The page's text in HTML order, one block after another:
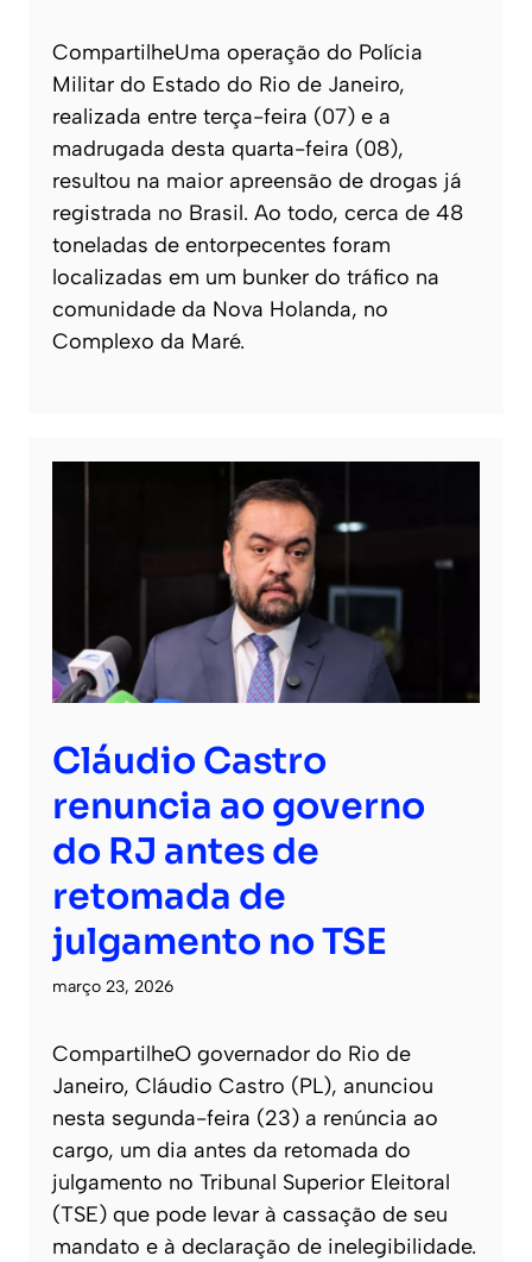
CompartilheUma operação do Polícia
Militar do Estado do Rio de Janeiro,
realizada entre terça-feira (07) e a
madrugada desta quarta-feira (08),
resultou na maior apreensão de drogas já
registrada no Brasil. Ao todo, cerca de 48
toneladas de entorpecentes foram
localizadas em um bunker do tráfico na
comunidade da Nova Holanda, no
Complexo da Maré.
Cláudio Castro
renuncia ao governo
do RJ antes de
retomada de
julgamento no TSE
março 23, 2026
CompartilheO governador do Rio de
Janeiro, Cláudio Castro (PL), anunciou
nesta segunda-feira (23) a renúncia ao
cargo, um dia antes da retomada do
julgamento no Tribunal Superior Eleitoral
(TSE) que pode levar à cassação de seu
mandato e à declaração de inelegibilidade.